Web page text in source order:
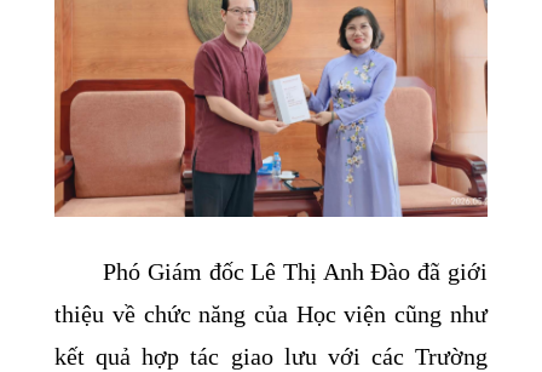
Phó Giám đốc Lê Thị Anh Đào đã giới
thiệu về chức năng của Học viện cũng như
kết quả hợp tác giao lưu với các Trường